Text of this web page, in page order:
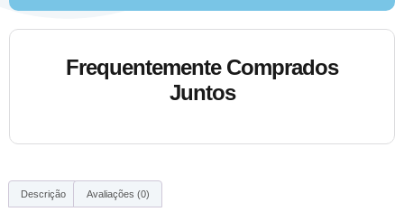
Frequentemente Comprados
Juntos
Descrição Avaliações (0)